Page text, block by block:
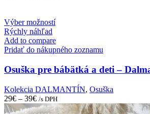
the
product
page
Výber možnostíThis
has
multiple
The
options
may
be
chosen
Rýchly náhľad
Add to compare
Pridať do nákupného zoznamu
Osuška pre bábätká a deti –
Kolekcia DALMANTÍN, Osuška
29€ – 39€ /s DPH